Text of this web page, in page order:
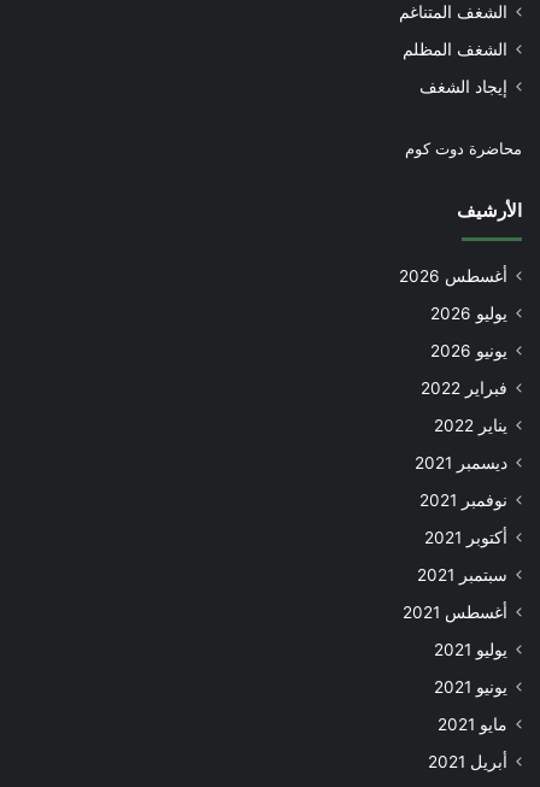
الشغف المتناغم
الشغف المظلم
إيجاد الشغف
محاضرة دوت كوم
الأرشيف
أغسطس 2026
يوليو 2026
يونيو 2026
فبراير 2022
يناير 2022
ديسمبر 2021
نوفمبر 2021
أكتوبر 2021
سبتمبر 2021
أغسطس 2021
يوليو 2021
يونيو 2021
مايو 2021
أبريل 2021